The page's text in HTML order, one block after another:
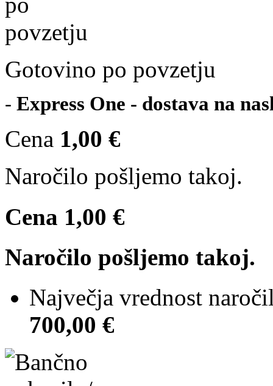
Gotovino po povzetju
- Express One - dostava na
Cena 1,00 €
Naročilo pošljemo takoj.
Cena 1,00 €
Naročilo pošljemo takoj.
Največja vrednost
700,00 €